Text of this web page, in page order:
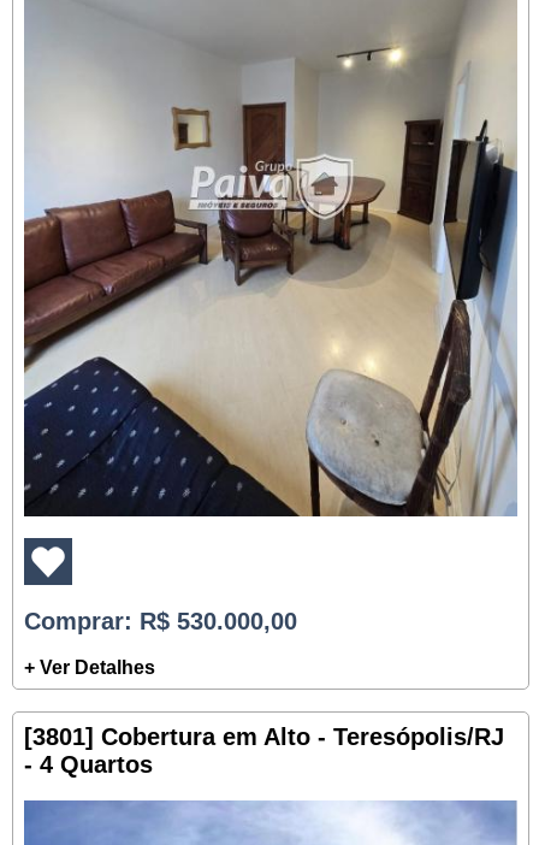
Comprar: R$ 530.000,00
+ Ver Detalhes
[3801] Cobertura em Alto - Teresópolis/RJ
- 4 Quartos